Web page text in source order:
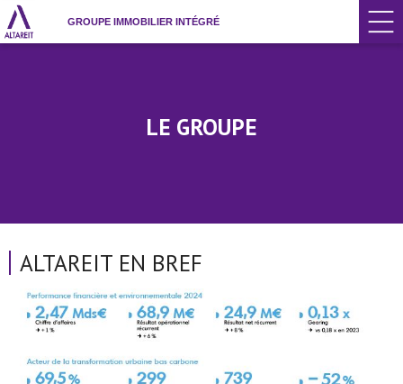
GROUPE IMMOBILIER INTÉGRÉ
LE GROUPE
ALTAREIT EN BREF